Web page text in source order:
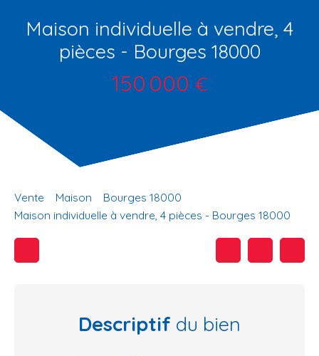
Maison individuelle à vendre, 4
pièces - Bourges 18000
150 000 €
Vente Maison
Bourges 18000
Maison individuelle à vendre, 4 pièces - Bourges 18000
Descriptif du bien